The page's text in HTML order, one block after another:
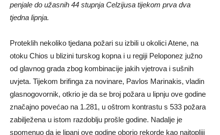
penjale do užasnih 44 stupnja Celzijusa tijekom prva dva
tjedna lipnja.
Proteklih nekoliko tjedana požari su izbili u okolici Atene, na
otoku Chios u blizini turskog kopna i u regiji Peloponez južno
od glavnog grada zbog kombinacije jakih vjetrova i sušnih
uvjeta. Tijekom brifinga za novinare, Pavlos Marinakis, vladin
glasnogovornik, otkrio je da se broj požara u lipnju ove godine
značajno povećao na 1.281, u oštrom kontrastu s 533 požara
zabilježena u istom razdoblju prošle godine. Nadalje je
spomenuo da je lipanj ove godine oborio rekorde kao najtopliji